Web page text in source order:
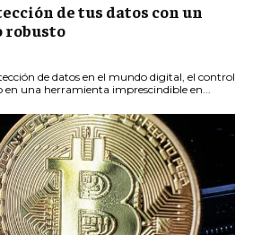
de tus datos con un
robusto
de datos en el mundo digital, el control
en una herramienta imprescindible en...